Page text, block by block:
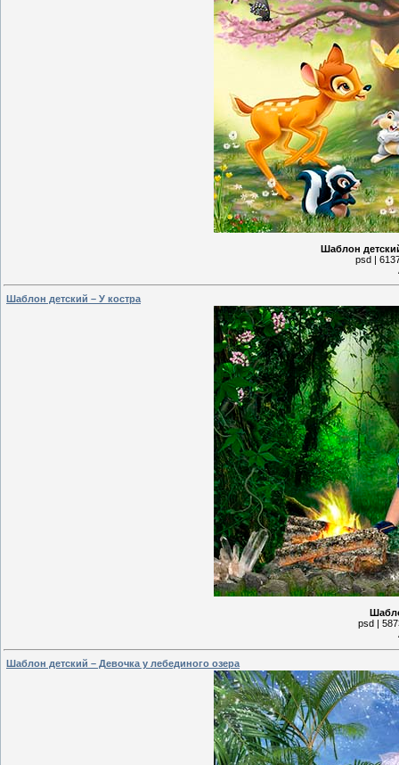
Шаблон
psd |
Шаблон детский – У костра
psd |
Шаблон детский – Девочка у лебединого озера